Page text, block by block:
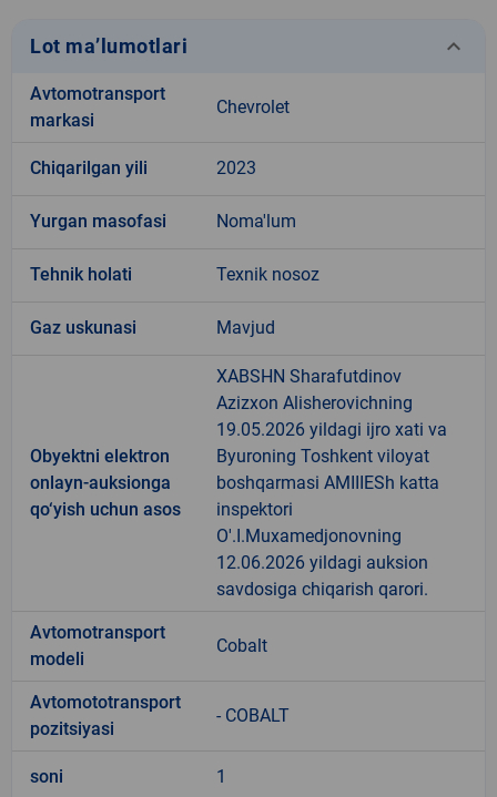
Lot ma’lumotlari keyboard_arrow_down
Avtomotransport
markasi
Chevrolet
Chiqarilgan yili 2023
Yurgan masofasi Noma'lum
Tehnik holati Texnik nosoz
Gaz uskunasi Mavjud
Obyektni elektron
onlayn-auksionga
qo‘yish uchun asos
XABSHN Sharafutdinov
Azizxon Alisherovichning
19.05.2026 yildagi ijro xati va
Byuroning Toshkent viloyat
boshqarmasi AMIIIESh katta
inspektori
O'.I.Muxamedjonovning
12.06.2026 yildagi auksion
savdosiga chiqarish qarori.
Avtomotransport
modeli
Cobalt
Avtomototransport
pozitsiyasi
- COBALT
soni 1